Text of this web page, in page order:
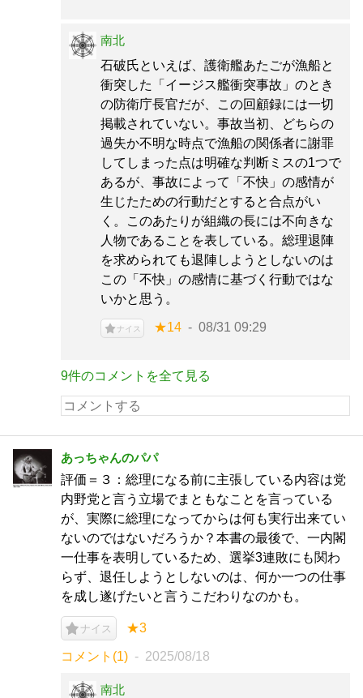
南北
石破氏といえば、護衛艦あたごが漁船と
衝突した「イージス艦衝突事故」のとき
の防衛庁長官だが、この回顧録には一切
掲載されていない。事故当初、どちらの
過失か不明な時点で漁船の関係者に謝罪
してしまった点は明確な判断ミスの1つで
あるが、事故によって「不快」の感情が
生じたための行動だとすると合点がい
く。このあたりが組織の長には不向きな
人物であることを表している。総理退陣
を求められても退陣しようとしないのは
この「不快」の感情に基づく行動ではな
いかと思う。
ナイス ★14 08/31 09:29
9件のコメントを全て見る
あっちゃんのパパ
評価＝３：総理になる前に主張している内容は党
内野党と言う立場でまともなことを言っている
が、実際に総理になってからは何も実行出来てい
ないのではないだろうか？本書の最後で、一内閣
一仕事を表明しているため、選挙3連敗にも関わ
らず、退任しようとしないのは、何か一つの仕事
を成し遂げたいと言うこだわりなのかも。
ナイス ★3
コメント(1) 2025/08/18
南北